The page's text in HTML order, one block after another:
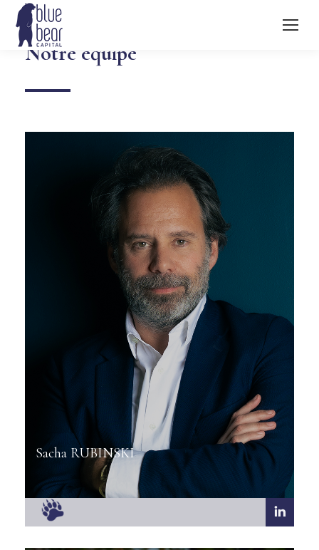
Notre équipe
Sacha RUBINSKI